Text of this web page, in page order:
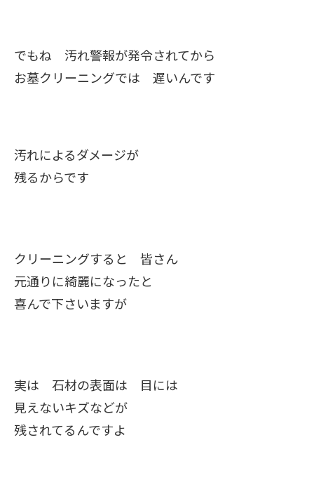
でもね 汚れ警報が発令されてから
お墓クリーニングでは 遅いんです
汚れによるダメージが
残るからです
クリーニングすると 皆さん
元通りに綺麗になったと
喜んで下さいますが
実は 石材の表面は 目には
見えないキズなどが
残されてるんですよ